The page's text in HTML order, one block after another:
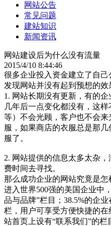
网站公告
常见问题
建站知识
新闻资讯
网站建设后为什么没有流量
2015/4/10 8:44:46
很多企业投入资金建立了自己
发现网站并没有起到预想的效
1. 网站长期没有更新，有的
几年后一点变化都没有，这
等）不会光顾，客户也不会
服，如果商店的衣服总是那
服了。
2. 网站提供的信息太多太杂
费时间去寻找。
那么成功企业的网站究竟是
进入世界500强的美国企业中
品与品牌”栏目；38.5%的企
栏，用户可享受方便快捷的在
站首页上设有“联系我们”的